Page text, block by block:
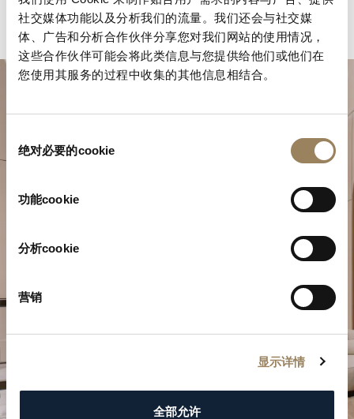
社交媒体功能以及分析我们的流量。我们还会与社交媒
体、广告和分析合作伙伴分享您对我们网站的使用情况，
这些合作伙伴可能会将此类信息与您提供给他们或他们在
您使用其服务的过程中收集的其他信息相结合。
绝对必要的cookie
功能cookie
分析cookie
营销
显示详情
全部允许
於我們的精品店探索寶璣的製錶作品。